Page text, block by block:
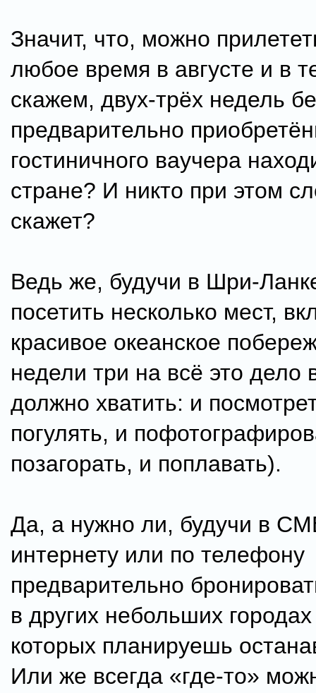
Значит, что, можно
любое время в августе и в
скажем, двух-трёх недель
предварительно
гостиничного ваучера
стране? И никто при этом
скажет?
Ведь же, будучи в Шри-
посетить несколько мест,
красивое океанское
недели три на всё это дело
должно хватить: и
погулять, и
позагорать, и поплавать).
Да, а нужно ли, будучи в
интернету или по телефону
предварительно
в других небольших
которых планируешь
Или же всегда «где-то»